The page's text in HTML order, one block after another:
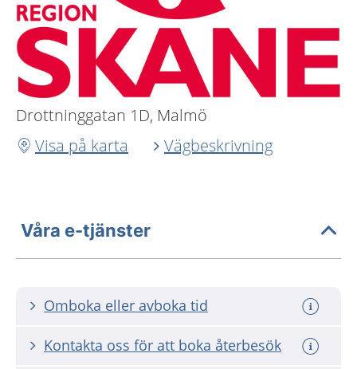
Drottninggatan 1D, Malmö
Visa på karta
Vägbeskrivning
Våra e-tjänster
Omboka eller avboka tid
Kontakta oss för att boka återbesök